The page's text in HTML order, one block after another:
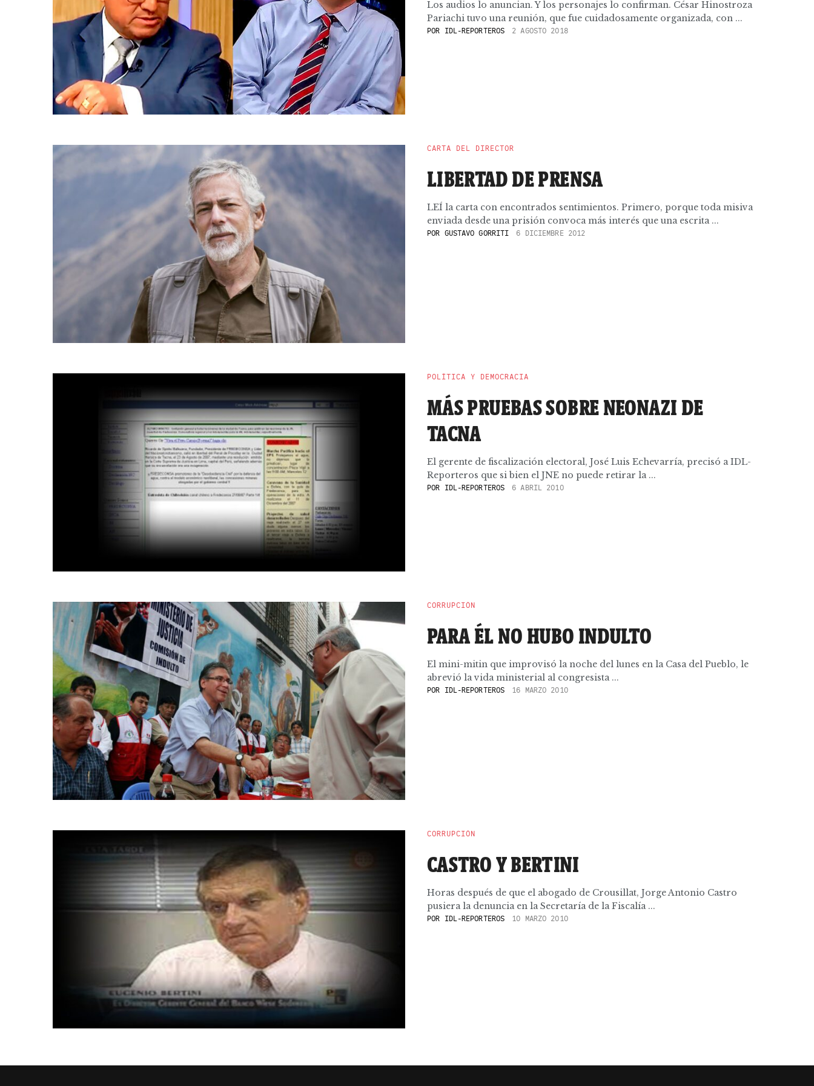
Los audios lo anuncian. Y los personajes lo confirman. César Hinostroza
Pariachi tuvo una reunión, que fue cuidadosamente organizada, con ...
POR IDL-REPORTEROS 2 AGOSTO 2018
CARTA DEL DIRECTOR
LIBERTAD DE PRENSA
LEÍ la carta con encontrados sentimientos. Primero, porque toda misiva
enviada desde una prisión convoca más interés que una escrita ...
POR GUSTAVO GORRITI 6 DICIEMBRE 2012
POLÍTICA Y DEMOCRACIA
MÁS PRUEBAS SOBRE NEONAZI DE
TACNA
El gerente de fiscalización electoral, José Luis Echevarría, precisó a IDL-
Reporteros que si bien el JNE no puede retirar la ...
POR IDL-REPORTEROS 6 ABRIL 2010
CORRUPCIÓN
PARA ÉL NO HUBO INDULTO
El mini-mitin que improvisó la noche del lunes en la Casa del Pueblo, le
abrevió la vida ministerial al congresista ...
POR IDL-REPORTEROS 16 MARZO 2010
CORRUPCIÓN
CASTRO Y BERTINI
Horas después de que el abogado de Crousillat, Jorge Antonio Castro
pusiera la denuncia en la Secretaría de la Fiscalía ...
POR IDL-REPORTEROS 10 MARZO 2010